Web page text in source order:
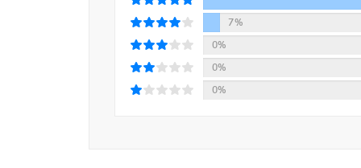
7%
0%
0%
0%